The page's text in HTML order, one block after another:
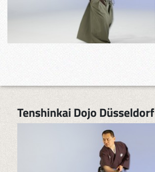
Tenshinkai Dojo Düsseldorf